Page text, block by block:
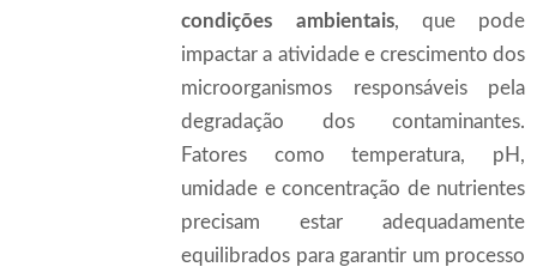
condições ambientais, que pode
impactar a atividade e crescimento dos
microorganismos responsáveis pela
degradação dos contaminantes.
Fatores como temperatura, pH,
umidade e concentração de nutrientes
precisam estar adequadamente
equilibrados para garantir um processo